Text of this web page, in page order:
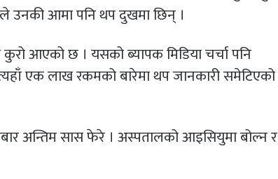
उनकी आमा पनि थप दुखमा छिन् ।
आएको छ । यसको ब्यापक मिडिया चर्चा पनि
एक लाख रकमको बारेमा थप जानकारी समेटिएको
अन्तिम सास फेरे । अस्पतालको आइसियुमा बोल्न र